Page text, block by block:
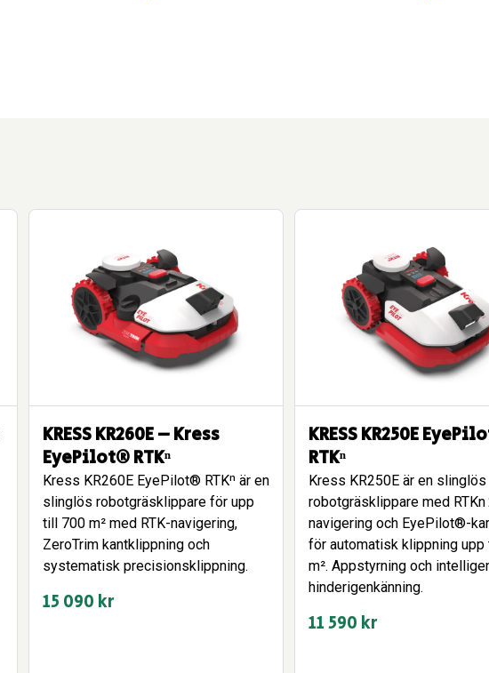
KRESS KR260E – Kress
EyePilot® RTKⁿ
Kress KR260E EyePilot® RTKⁿ är en
slinglös robotgräsklippare för upp
till 700 m² med RTK-navigering,
ZeroTrim kantklippning och
systematisk precisionsklippning.
15 090 kr
KRESS KR250E
RTKⁿ
Kress KR250E är en slinglös
robotgräsklippare med RTKn
navigering och EyePilot®-
för automatisk klippning
m². Appstyrning och
hinderigenkänning.
11 590 kr